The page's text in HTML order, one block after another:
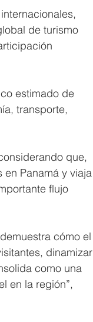
de turismo
estimado de
transporte,
que,
Panamá y viaja
flujo
cómo el
dinamizar
como una
en la región”,